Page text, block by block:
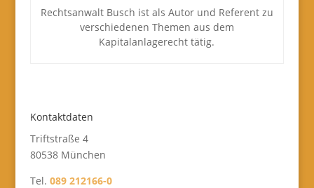
Rechtsanwalt Busch ist als Autor und Referent zu
verschiedenen Themen aus dem
Kapitalanlagerecht tätig.
Kontaktdaten
Triftstraße 4
80538 München
Tel. 089 212166-0